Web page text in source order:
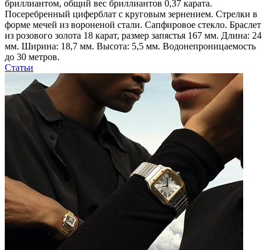
бриллиантом, общий вес бриллиантов 0,37 карата.
Посеребренный циферблат с круговым зернением. Стрелки в
форме мечей из вороненой стали. Сапфировое стекло. Браслет
из розового золота 18 карат, размер запястья 167 мм. Длина: 24
мм. Ширина: 18,7 мм. Высота: 5,5 мм. Водонепроницаемость
до 30 метров.
Статьи